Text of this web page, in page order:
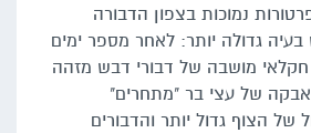
נמוכות בצפון הדבורה
גדולה יותר: לאחר מספר ימים
מושבה של דבורי דבש מזהה
של עצי בר "מתחרים"
של הצוף גדול יותר והדבורים